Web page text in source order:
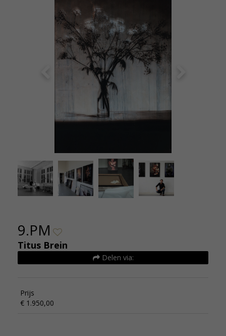
Atelier-Titus-Brein-Amsterdam-04-jpeg-
1445613784-0_full
9.PM
Titus Brein
Delen via:
Prijs
€ 1.950,00